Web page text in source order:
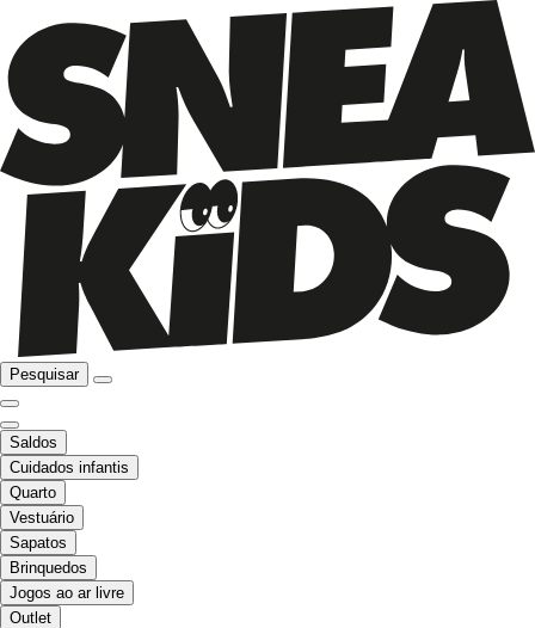
Pesquisar
Saldos
Cuidados infantis
Quarto
Vestuário
Sapatos
Brinquedos
Jogos ao ar livre
Outlet